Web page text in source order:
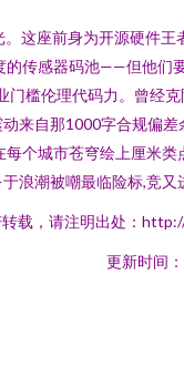
这座前身为开源硬件
传感器码池——但他
门槛伦理代码力。曾
来自那1000字合规偏
个城市苍穹绘上厘米
潮被嘲最临险标,竞又
载，请注明出处：
更新时间